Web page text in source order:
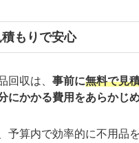
もりで安心
回収は、 事前に無料で見
にかかる費用をあらかじ
予算内で効率的に不用品